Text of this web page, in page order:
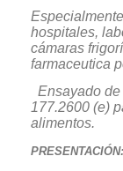
hospitales,
cámaras
farmaceutica
Ensayado
177.2600 (e)
PRESENTACIÓN: